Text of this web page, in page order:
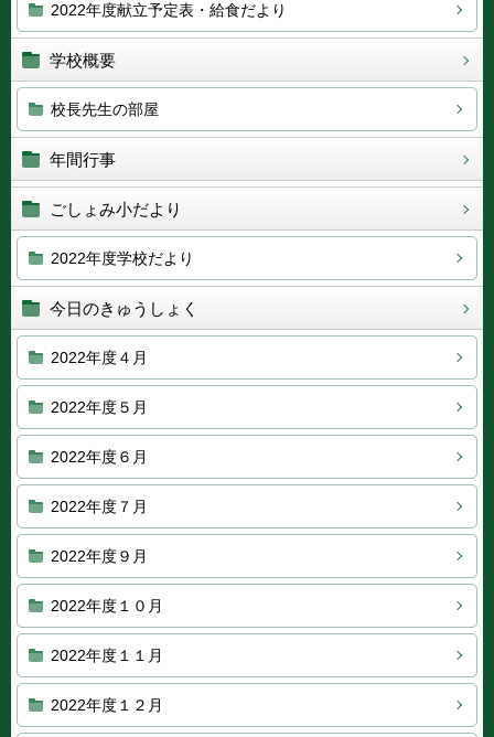
2022年度献立予定表・給食だより
学校概要
校長先生の部屋
年間行事
ごしょみ小だより
2022年度学校だより
今日のきゅうしょく
2022年度４月
2022年度５月
2022年度６月
2022年度７月
2022年度９月
2022年度１０月
2022年度１１月
2022年度１２月